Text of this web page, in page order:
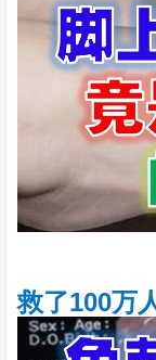
救了100万